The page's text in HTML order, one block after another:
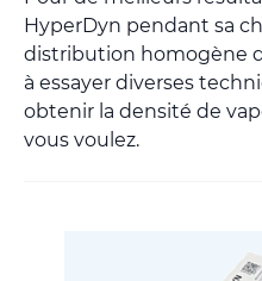
HyperDyn pendant sa
distribution homogène
à essayer diverses
obtenir la densité de
vous voulez.